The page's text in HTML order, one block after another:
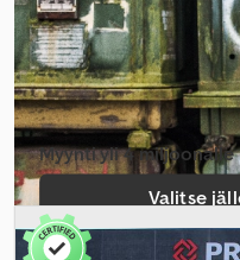
Myynti yli 4
Valitse
Luo